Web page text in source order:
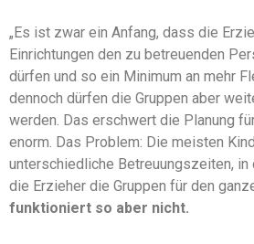
„Es ist zwar ein Anfang, dass die
Einrichtungen den zu betreuenden
dürfen und so ein Minimum an mehr
dennoch dürfen die Gruppen aber
werden. Das erschwert die Planung
enorm. Das Problem: Die meisten
unterschiedliche Betreuungszeiten,
die Erzieher die Gruppen für den
funktioniert so aber nicht.